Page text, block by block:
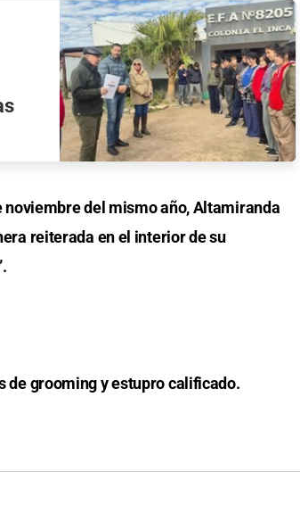
noviembre del mismo año, Altamiranda
reiterada en el interior de su
de grooming y estupro calificado.